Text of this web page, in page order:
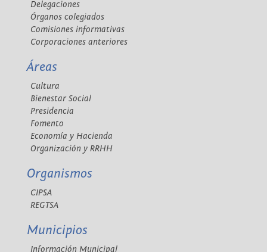
Delegaciones
Órganos colegiados
Comisiones informativas
Corporaciones anteriores
Áreas
Cultura
Bienestar Social
Presidencia
Fomento
Economía y Hacienda
Organización y RRHH
Organismos
CIPSA
REGTSA
Municipios
Información Municipal